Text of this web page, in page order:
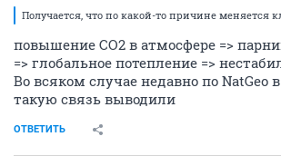
Получается, что по какой-то причине меняется
повышение CO2 в атмосфере =>
=> глобальное потепление =>
Во всяком случае недавно по NatGeo
такую связь выводили
ОТВЕТИТЬ